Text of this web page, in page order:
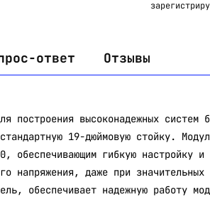
ответ Отзывы
построения высоконадежных систем
19-дюймовую стойку.
обеспечивающим гибкую настройку
напряжения, даже при
обеспечивает надежную работу